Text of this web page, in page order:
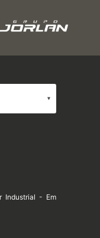
Industrial - Em